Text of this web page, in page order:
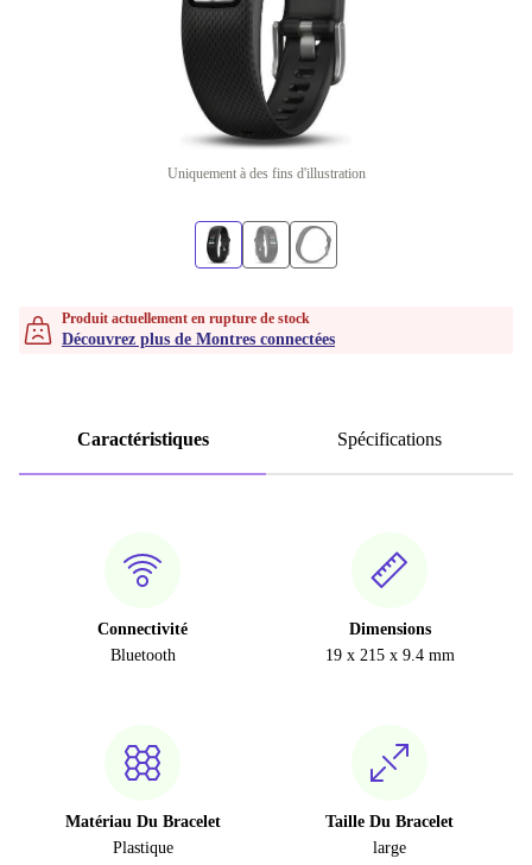
Uniquement à des fins d'illustration
Produit actuellement en rupture de stock
Découvrez plus de Montres connectées
Caractéristiques Spécifications
Connectivité
Bluetooth
Dimensions
19 x 215 x 9.4 mm
Matériau Du Bracelet
Plastique
Taille Du Bracelet
large